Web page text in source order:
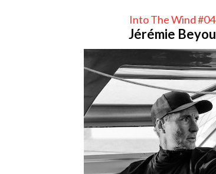
Into The Wind #04
Jérémie Beyou